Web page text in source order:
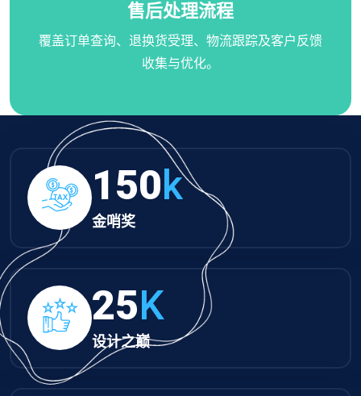
售后处理流程
覆盖订单查询、退换货受理、物流跟踪及客户反馈
收集与优化。
150k
金哨奖
25K
设计之巅